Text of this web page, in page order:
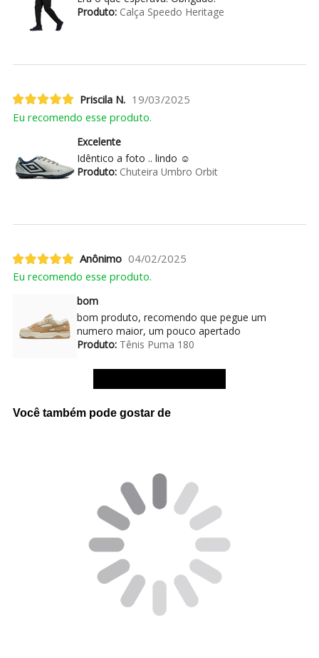
Produto:Calça Speedo Heritage
Priscila N. 19/03/2025
Eu recomendo esse produto.
Excelente
Idêntico a foto .. lindo ☺️
Produto:Chuteira Umbro Orbit
Anônimo 04/02/2025
Eu recomendo esse produto.
bom
bom produto, recomendo que pegue um
numero maior, um pouco apertado
Produto:Tênis Puma 180
Você também pode gostar de